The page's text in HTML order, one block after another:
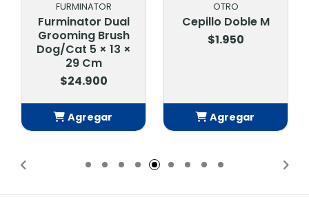
FURMINATOR
Furminator Dual
Grooming Brush
Dog/Cat 5 × 13 ×
29 Cm
$24.900
Agregar
OTRO
Cepillo Doble M
$1.950
Agregar